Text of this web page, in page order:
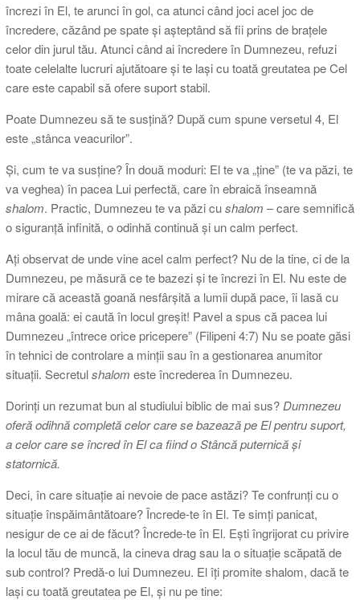
încrezi în El, te arunci în gol, ca atunci când joci acel joc de
încredere, căzând pe spate și așteptând să fii prins de brațele
celor din jurul tău. Atunci când ai încredere în Dumnezeu, refuzi
toate celelalte lucruri ajutătoare și te lași cu toată greutatea pe Cel
care este capabil să ofere suport stabil.
Poate Dumnezeu să te susțină? După cum spune versetul 4, El
este „stânca veacurilor”.
Și, cum te va susține? În două moduri: El te va „ține” (te va păzi, te
va veghea) în pacea Lui perfectă, care în ebraică înseamnă
shalom. Practic, Dumnezeu te va păzi cushalom – care semnifică
o siguranță infinită, o odinhă continuă și un calm perfect.
Ați observat de unde vine acel calm perfect? Nu de la tine, ci de la
Dumnezeu, pe măsură ce te bazezi și te încrezi în El. Nu este de
mirare că această goană nesfârșită a lumii după pace, îi lasă cu
mâna goală: ei caută în locul greșit! Pavel a spus că pacea lui
Dumnezeu „întrece orice pricepere” (Filipeni 4:7) Nu se poate găsi
în tehnici de controlare a minții sau în a gestionarea anumitor
situații. Secretulshalom este încrederea în Dumnezeu.
Dorinți un rezumat bun al studiului biblic de mai sus? Dumnezeu
oferă odihnă completă celor care se bazează pe El pentru suport,
a celor care se încred în El ca fiind o Stâncă puternică și
statornică.
Deci, în care situație ai nevoie de pace astăzi? Te confrunți cu o
situație înspăimântătoare? Încrede-te în El. Te simți panicat,
nesigur de ce ai de făcut? Încrede-te în El. Ești îngrijorat cu privire
la locul tău de muncă, la cineva drag sau la o situație scăpată de
sub control? Predă-o lui Dumnezeu. El îți promite shalom, dacă te
lași cu toată greutatea pe El, și nu pe tine: